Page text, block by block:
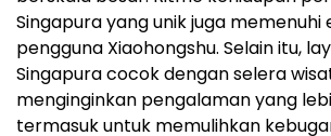
Singapura yang unik juga memenuhi
pengguna Xiaohongshu. Selain itu,
Singapura cocok dengan selera
menginginkan pengalaman yang
termasuk untuk memulihkan